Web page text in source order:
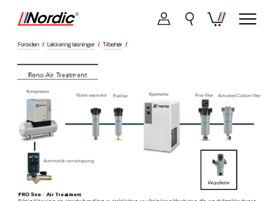
Forsiden / Lakkering løsninger / Tilbehør /